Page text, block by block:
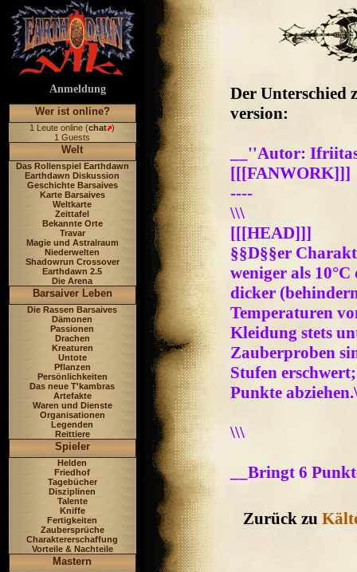
Anmeldung
Wer ist online?
1 Leute online (chat )
1 Guests
Welt
Das Rollenspiel Earthdawn
Earthdawn Diskussion
Geschichte Barsaives
Karte Barsaives
Weltkarte
Zeittafel
Bekannte Orte
Travar
Magie und Astralraum
Niederwelten
Shadowrun Crossover
Earthdawn 2.5
Die Arena
Barsaiver Leben
Die Rassen Barsaives
Dämonen
Passionen
Drachen
Kreaturen
Untote
Pflanzen
Persönlichkeiten
Das neue T'kambras
Artefakte
Waren und Dienste
Organisationen
Legenden
Reittiere
Spieler
Helden
Friedhof
Tagebücher
Disziplinen
Talente
Kniffe
Fertigkeiten
Zaubersprüche
Charaktererschaffung
Vorteile & Nachteile
Mastern
Der Unterschied
version:
__''Autor:
[[[FANWORK]]]
----
\\\
[[[HEAD]]]
§§D§§er
weniger als
dicker
Temperaturen
Kleidung stets
Zauberproben
Stufen
Punkte
\\\
__Bringt 6
Zurück zu